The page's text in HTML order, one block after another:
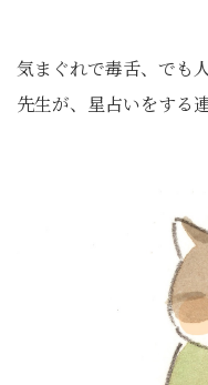
気まぐれで毒舌、でも
先生が、星占いをする